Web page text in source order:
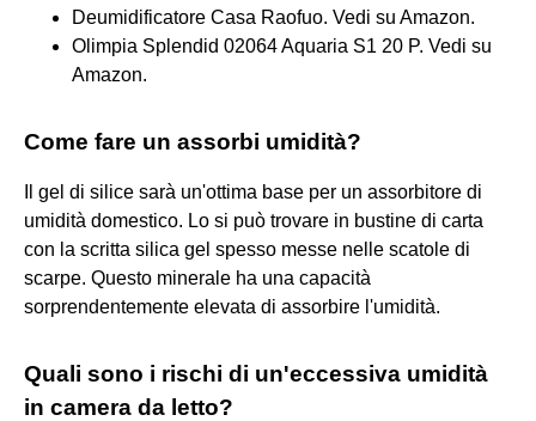
Deumidificatore Casa Raofuo. Vedi su Amazon.
Olimpia Splendid 02064 Aquaria S1 20 P. Vedi su
Amazon.
Come fare un assorbi umidità?
Il gel di silice sarà un'ottima base per un assorbitore di
umidità domestico. Lo si può trovare in bustine di carta
con la scritta silica gel spesso messe nelle scatole di
scarpe. Questo minerale ha una capacità
sorprendentemente elevata di assorbire l'umidità.
Quali sono i rischi di un'eccessiva umidità
in camera da letto?